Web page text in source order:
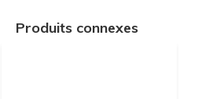
Produits connexes